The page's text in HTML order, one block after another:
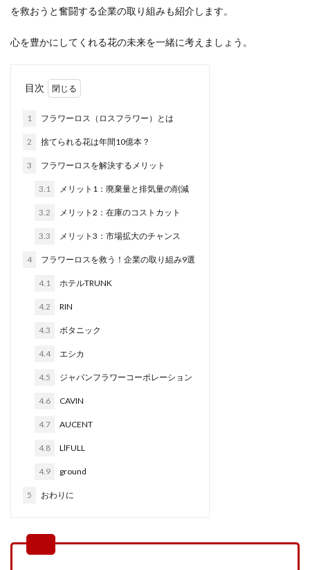
を救おうと奮闘する企業の取り組みも紹介します。
心を豊かにしてくれる花の未来を一緒に考えましょう。
目次
1 フラワーロス（ロスフラワー）とは
2 捨てられる花は年間10億本？
3 フラワーロスを解決するメリット
3.1 メリット1：廃棄量と排気量の削減
3.2 メリット2：在庫のコストカット
3.3 メリット3：市場拡大のチャンス
4 フラワーロスを救う！企業の取り組み9選
4.1 ホテルTRUNK
4.2 RIN
4.3 ボタニック
4.4 エシカ
4.5 ジャパンフラワーコーポレーション
4.6 CAVIN
4.7 AUCENT
4.8 LlFULL
4.9 ground
5 おわりに